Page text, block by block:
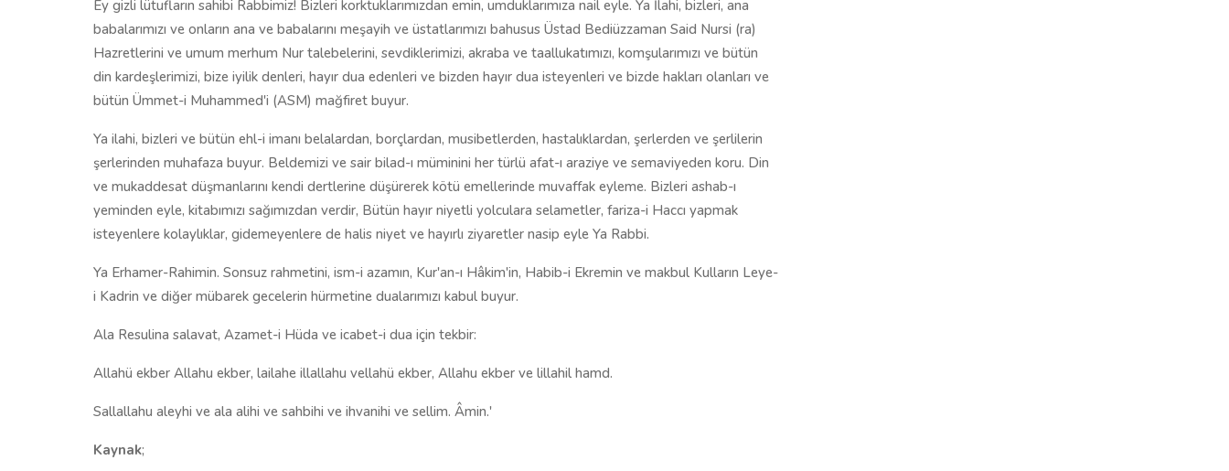
Ey gizli lütufların sahibi Rabbimiz! Bizleri korktuklarımızdan emin, umduklarımıza nail eyle. Ya İlahi, bizleri, ana
babalarımızı ve onların ana ve babalarını meşayih ve üstatlarımızı bahusus Üstad Bediüzzaman Said Nursi (ra)
Hazretlerini ve umum merhum Nur talebelerini, sevdiklerimizi, akraba ve taallukatımızı, komşularımızı ve bütün
din kardeşlerimizi, bize iyilik denleri, hayır dua edenleri ve bizden hayır dua isteyenleri ve bizde hakları olanları ve
bütün Ümmet-i Muhammed'i (ASM) mağfiret buyur.
Ya ilahi, bizleri ve bütün ehl-i imanı belalardan, borçlardan, musibetlerden, hastalıklardan, şerlerden ve şerlilerin
şerlerinden muhafaza buyur. Beldemizi ve sair bilad-ı müminini her türlü afat-ı araziye ve semaviyeden koru. Din
ve mukaddesat düşmanlarını kendi dertlerine düşürerek kötü emellerinde muvaffak eyleme. Bizleri ashab-ı
yeminden eyle, kitabımızı sağımızdan verdir, Bütün hayır niyetli yolculara selametler, fariza-i Haccı yapmak
isteyenlere kolaylıklar, gidemeyenlere de halis niyet ve hayırlı ziyaretler nasip eyle Ya Rabbi.
Ya Erhamer-Rahimin. Sonsuz rahmetini, ism-i azamın, Kur'an-ı Hâkim'in, Habib-i Ekremin ve makbul Kulların Leye-
i Kadrin ve diğer mübarek gecelerin hürmetine dualarımızı kabul buyur.
Ala Resulina salavat, Azamet-i Hüda ve icabet-i dua için tekbir:
Allahü ekber Allahu ekber, lailahe illallahu vellahü ekber, Allahu ekber ve lillahil hamd.
Sallallahu aleyhi ve ala alihi ve sahbihi ve ihvanihi ve sellim. Âmin.'
Kaynak;